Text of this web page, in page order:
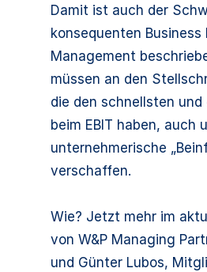
Damit ist auch der
konsequenten Business
Management
müssen an den
die den schnellsten
beim EBIT haben, auch
unternehmerische
verschaffen.
Wie? Jetzt mehr im
von W&P Managing
und Günter Lubos,